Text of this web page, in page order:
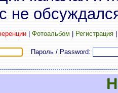
не
| Фотоальбом Регистрация
Пароль / Password: